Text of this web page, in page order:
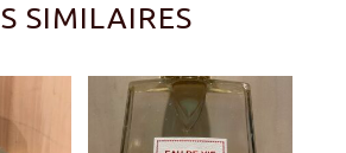
SIMILAIRES